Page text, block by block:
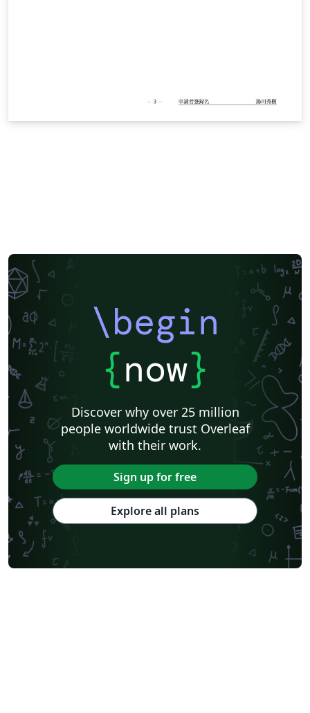
\begin
{now}
Discover why over 25 million
people worldwide trust Overleaf
with their work.
Sign up for free
Explore all plans